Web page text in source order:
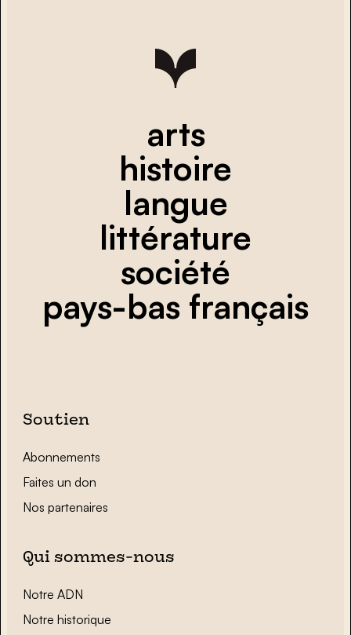
arts
histoire
langue
littérature
société
pays-bas français
Soutien
Abonnements
Faites un don
Nos partenaires
Qui sommes-nous
Notre ADN
Notre historique